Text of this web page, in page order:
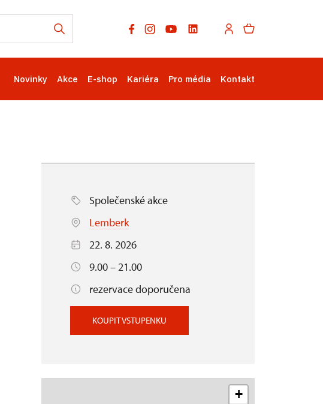
Novinky Akce E-shop Kariéra Pro média Kontakt
Společenské akce
Lemberk
22. 8. 2026
9.00 – 21.00
rezervace doporučena
KOUPIT VSTUPENKU
+